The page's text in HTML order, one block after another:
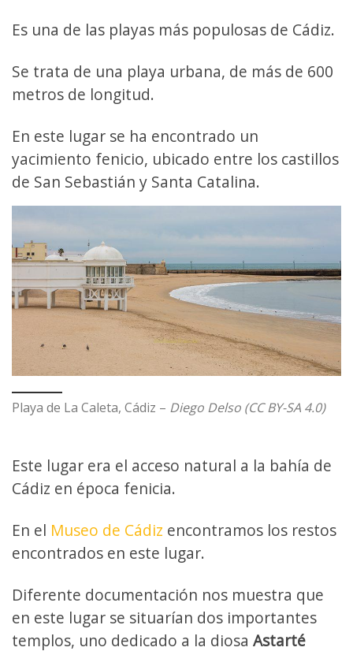
Es una de las playas más populosas de Cádiz.
Se trata de una playa urbana, de más de 600
metros de longitud.
En este lugar se ha encontrado un
yacimiento fenicio, ubicado entre los castillos
de San Sebastián y Santa Catalina.
Playa de La Caleta, Cádiz – Diego Delso (CC BY-SA 4.0)
Este lugar era el acceso natural a la bahía de
Cádiz en época fenicia.
En el Museo de Cádiz encontramos los restos
encontrados en este lugar.
Diferente documentación nos muestra que
en este lugar se situarían dos importantes
templos, uno dedicado a la diosa Astarté